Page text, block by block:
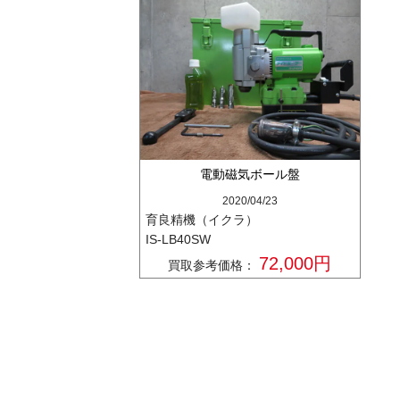
電動磁気ボール盤
2020/04/23
育良精機（イクラ）
IS-LB40SW
買取参考価格： 72,000円